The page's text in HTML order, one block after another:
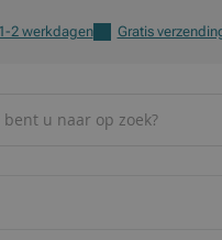
2 werkdagen Gratis